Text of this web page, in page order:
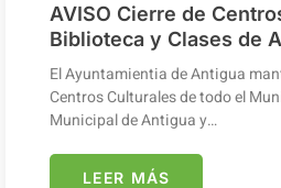
AVISO Cierre de
Biblioteca y Clases de
El Ayuntamientia de Antigua
Centros Culturales de todo el
Municipal de Antigua y…
LEER MÁS